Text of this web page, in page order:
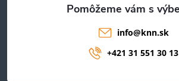
info@knn.sk
+421 31 551 30 13